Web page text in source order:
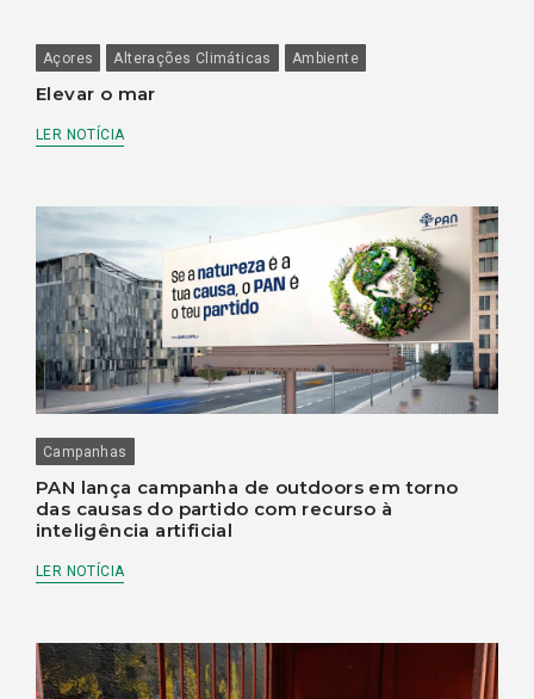
Açores Alterações Climáticas Ambiente
Elevar o mar
LER NOTÍCIA
Campanhas
PAN lança campanha de outdoors em torno
das causas do partido com recurso à
inteligência artificial
LER NOTÍCIA